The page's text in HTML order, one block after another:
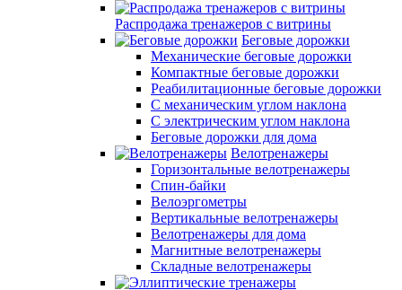
Распродажа тренажеров с витрины
Беговые дорожки
Механические беговые дорожки
Компактные беговые дорожки
Реабилитационные беговые дорожки
С механическим углом наклона
С электрическим углом наклона
Беговые дорожки для дома
Велотренажеры
Горизонтальные велотренажеры
Спин-байки
Велоэргометры
Вертикальные велотренажеры
Велотренажеры для дома
Магнитные велотренажеры
Складные велотренажеры